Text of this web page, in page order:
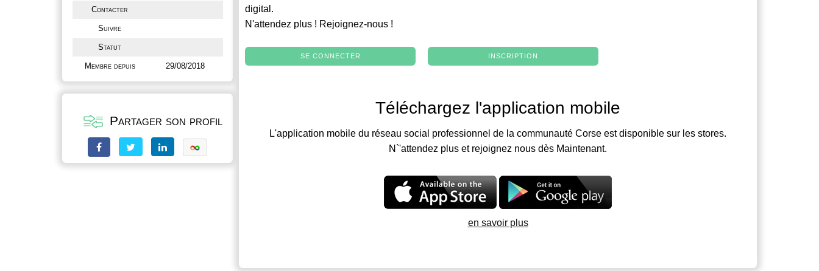
Contacter
Suivre
Statut
Membre depuis 29/08/2018
Partager son profil
digital.
N'attendez plus ! Rejoignez-nous !
SE CONNECTER INSCRIPTION
Téléchargez l'application mobile
L'application mobile du réseau social professionnel de la communauté Corse est disponible sur les stores.
N`'attendez plus et rejoignez nous dès Maintenant.
en savoir plus